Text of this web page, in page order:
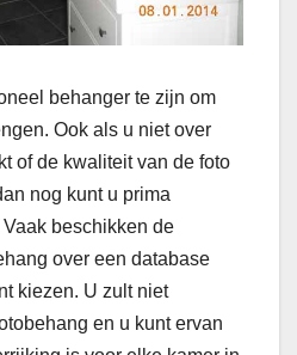
behanger te zijn om
Ook als u niet over
of de kwaliteit van de foto
nog kunt u prima
beschikken de
over een database
kiezen. U zult niet
en u kunt ervan